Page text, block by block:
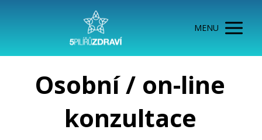
MENU
Osobní / on-line
konzultace